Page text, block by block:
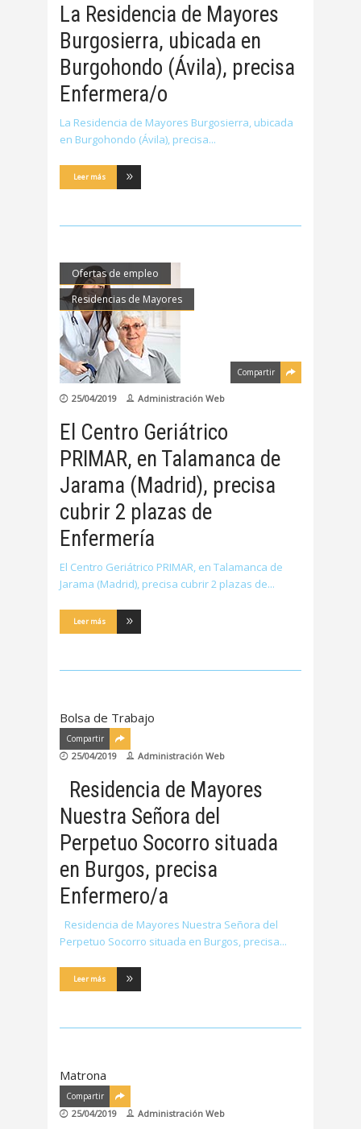
La Residencia de Mayores
Burgosierra, ubicada en
Burgohondo (Ávila), precisa
Enfermera/o
La Residencia de Mayores Burgosierra, ubicada
en Burgohondo (Ávila), precisa
Leer más
Ofertas de empleo
Residencias de Mayores
Compartir
25/04/2019 Administración Web
El Centro Geriátrico
PRIMAR, en Talamanca de
Jarama (Madrid), precisa
cubrir 2 plazas de
Enfermería
El Centro Geriátrico PRIMAR, en Talamanca de
Jarama (Madrid), precisa cubrir 2 plazas de
Leer más
Bolsa de Trabajo
Compartir
25/04/2019 Administración Web
Residencia de Mayores
Nuestra Señora del
Perpetuo Socorro situada
en Burgos, precisa
Enfermero/a
Residencia de Mayores Nuestra Señora del
Perpetuo Socorro situada en Burgos, precisa
Leer más
Matrona
Compartir
25/04/2019 Administración Web